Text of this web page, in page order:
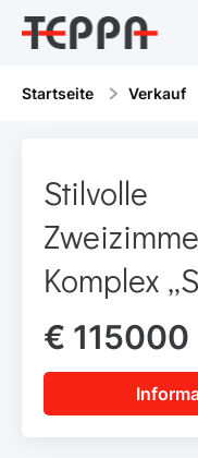
Startseite Verkauf
Stilvolle
Komplex
€ 115000